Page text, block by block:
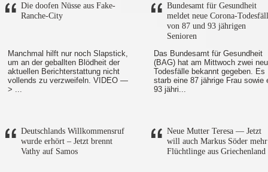
Die doofen Nüsse aus Fake-
Ranche-City
Manchmal hilft nur noch Slapstick,
um an der geballten Blödheit der
aktuellen Berichterstattung nicht
vollends zu verzweifeln. VIDEO —
> ...
Deutschlands Willkommensruf
wurde erhört – Jetzt brennt
Vathy auf Samos
Bundesamt für Gesundheit
meldet neue Corona-
von 87 und 93 jährigen
Senioren
Das Bundesamt für Gesundheit
(BAG) hat am Mittwoch zwei
Todesfälle bekannt gegeben. Es
starb eine 87 jährige Frau sowie
93 jähri...
Neue Mutter Teresa — Jetzt
will auch Markus Söder mehr
Flüchtlinge aus Griechenland